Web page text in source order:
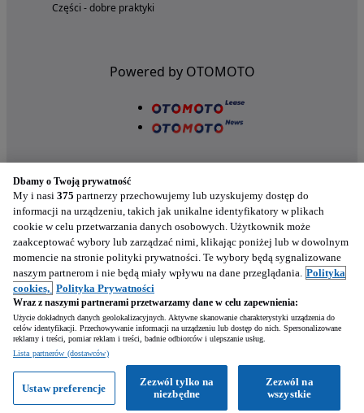
Napisz
Zadzwoń WhatsApp
Części - dobre praktyki
Powered by OTOMOTO
Nasze aplikacje w twoim telefonie
Dbamy o Twoją prywatność
My i nasi 375 partnerzy przechowujemy lub uzyskujemy dostęp do
informacji na urządzeniu, takich jak unikalne identyfikatory w plikach
cookie w celu przetwarzania danych osobowych. Użytkownik może
zaakceptować wybory lub zarządzać nimi, klikając poniżej lub w dowolnym
momencie na stronie polityki prywatności. Te wybory będą sygnalizowane
naszym partnerom i nie będą miały wpływu na dane przeglądania. Polityka
cookies, Polityka Prywatności
Wraz z naszymi partnerami przetwarzamy dane w celu zapewnienia:
Użycie dokładnych danych geolokalizacyjnych. Aktywne skanowanie charakterystyki urządzenia do
celów identyfikacji. Przechowywanie informacji na urządzeniu lub dostęp do nich. Spersonalizowane
reklamy i treści, pomiar reklam i treści, badnie odbiorców i ulepszanie usług.
Lista partnerów (dostawców)
Zezwól na
wszystkie
Zezwól tylko na
niezbędne
Ustaw preferencje